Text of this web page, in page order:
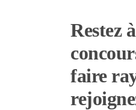
Restez
faire